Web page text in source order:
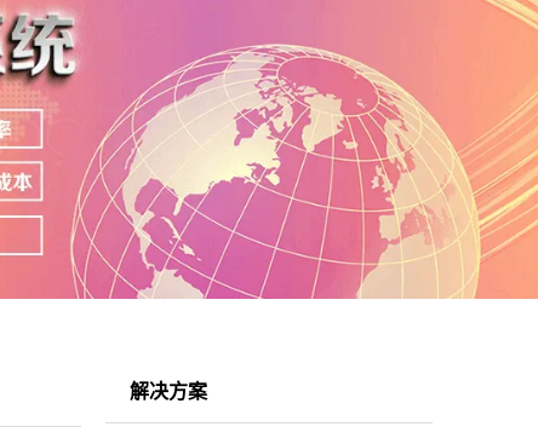
解决方案